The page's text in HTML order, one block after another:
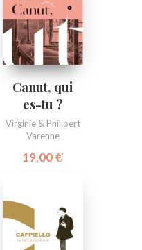
Canut, qui
es-tu ?
Virginie & Philibert
Varenne
19,00€